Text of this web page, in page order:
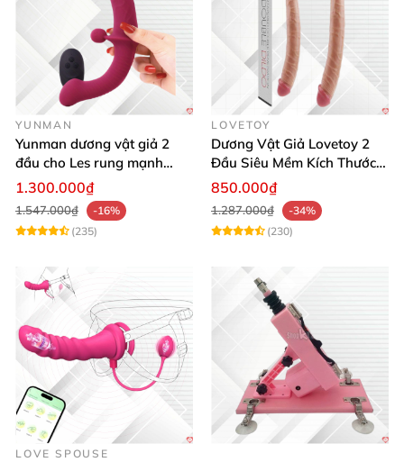
YUNMAN
Yunman dương vật giả 2
đầu cho Les rung mạnh
điều khiển từ xa
1.300.000₫
1.547.000₫
-16%
(235)
LOVETOY
Dương Vật Giả Lovetoy 2
Đầu Siêu Mềm Kích Thước
Lớn Thỏa Mãn Les
850.000₫
1.287.000₫
-34%
(230)
LOVE SPOUSE